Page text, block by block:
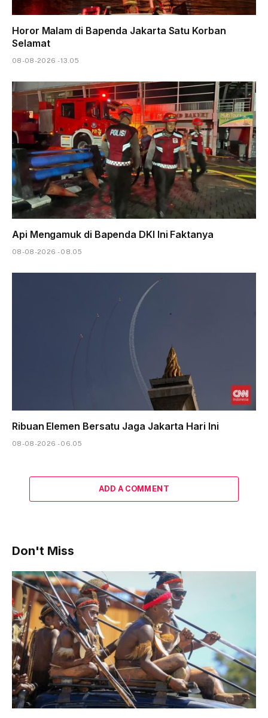
Horor Malam di Bapenda Jakarta Satu Korban
Selamat
08-08-2026 - 13.05
Api Mengamuk di Bapenda DKI Ini Faktanya
08-08-2026 - 08.05
Ribuan Elemen Bersatu Jaga Jakarta Hari Ini
08-08-2026 - 06.05
ADD A COMMENT
Don't Miss